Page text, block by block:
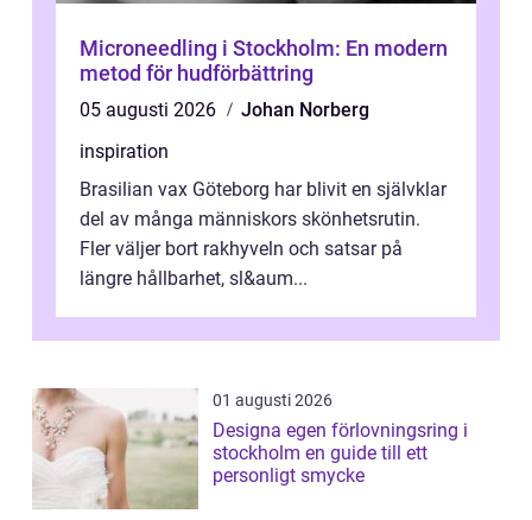
Microneedling i Stockholm: En modern
metod för hudförbättring
05 augusti 2026
Johan Norberg
inspiration
Brasilian vax Göteborg har blivit en självklar
del av många människors skönhetsrutin.
Fler väljer bort rakhyveln och satsar på
längre hållbarhet, sl&aum...
01 augusti 2026
Designa egen förlovningsring i
stockholm en guide till ett
personligt smycke